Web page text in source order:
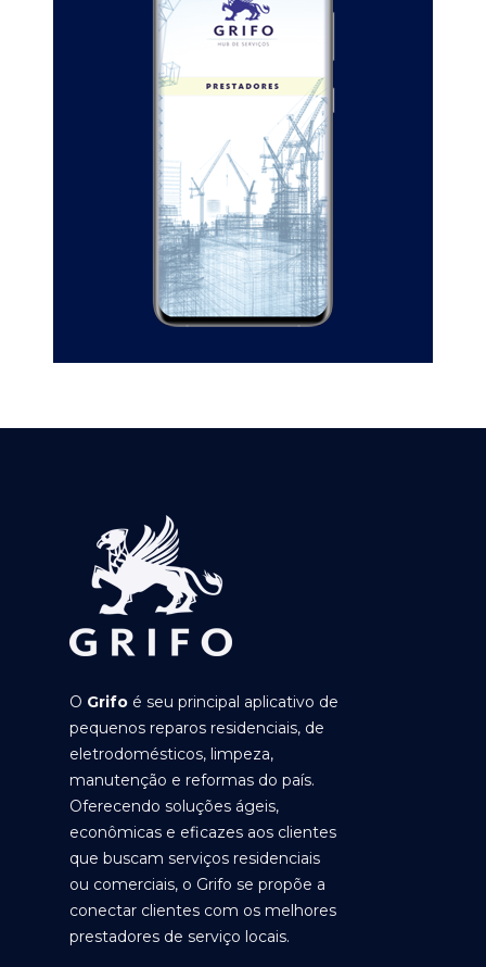
O Grifo é seu principal aplicativo de
pequenos reparos residenciais, de
eletrodomésticos, limpeza,
manutenção e reformas do país.
Oferecendo soluções ágeis,
econômicas e eficazes aos clientes
que buscam serviços residenciais
ou comerciais, o Grifo se propõe a
conectar clientes com os melhores
prestadores de serviço locais.